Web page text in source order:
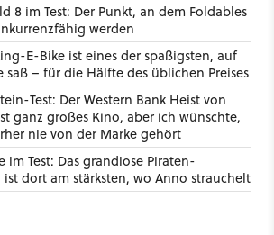
8 im Test: Der Punkt, an dem Foldables
werden
E-Bike ist eines der spaßigsten, auf
saß – für die Hälfte des üblichen Preises
Test: Der Western Bank Heist von
ganz großes Kino, aber ich wünschte,
nie von der Marke gehört
im Test: Das grandiose Piraten-
dort am stärksten, wo Anno strauchelt